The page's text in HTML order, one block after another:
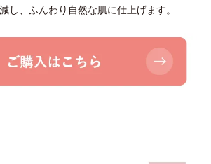
し、ふんわり自然な肌に仕上げます。